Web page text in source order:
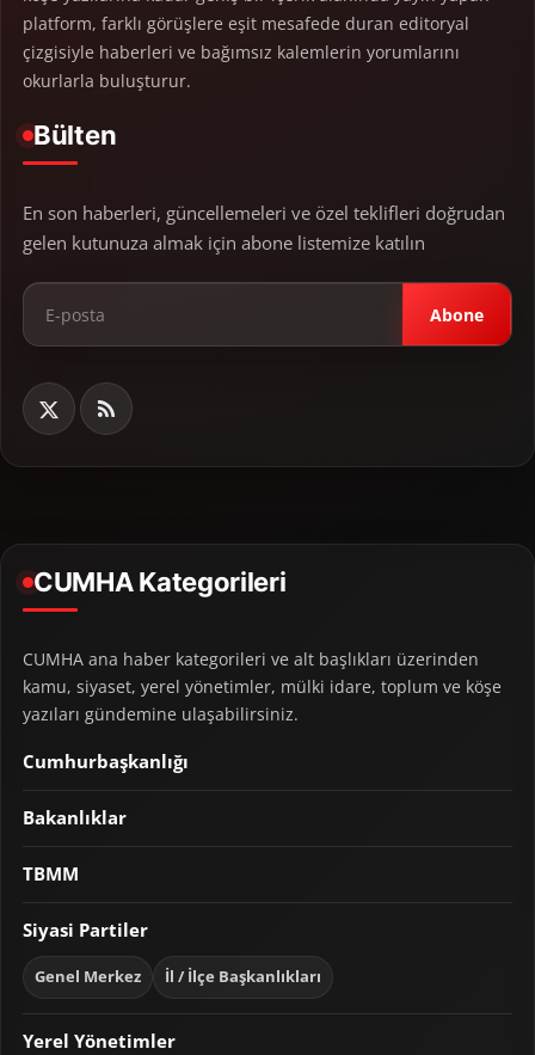
platform, farklı görüşlere eşit mesafede duran editoryal
çizgisiyle haberleri ve bağımsız kalemlerin yorumlarını
okurlarla buluşturur.
Bülten
En son haberleri, güncellemeleri ve özel teklifleri doğrudan
gelen kutunuza almak için abone listemize katılın
Abone
CUMHA Kategorileri
CUMHA ana haber kategorileri ve alt başlıkları üzerinden
kamu, siyaset, yerel yönetimler, mülki idare, toplum ve köşe
yazıları gündemine ulaşabilirsiniz.
Cumhurbaşkanlığı
Bakanlıklar
TBMM
Siyasi Partiler
Genel Merkez İl / İlçe Başkanlıkları
Yerel Yönetimler